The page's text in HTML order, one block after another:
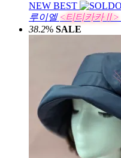
NEW BEST
루이엘 <티티카카Ⅱ>
38.2% SALE